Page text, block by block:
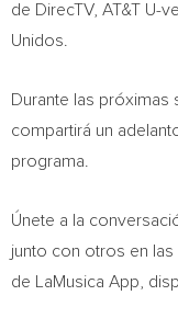
de DirecTV, AT&T U-
Unidos.
Durante las próximas
compartirá un
programa.
Únete a la
junto con otros en
de LaMusica App,